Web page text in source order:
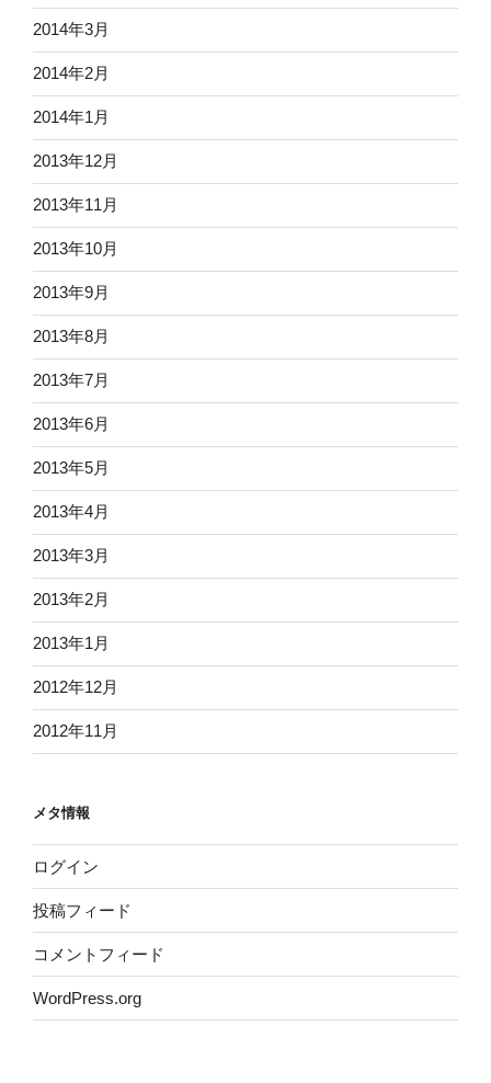
2014年3月
2014年2月
2014年1月
2013年12月
2013年11月
2013年10月
2013年9月
2013年8月
2013年7月
2013年6月
2013年5月
2013年4月
2013年3月
2013年2月
2013年1月
2012年12月
2012年11月
メタ情報
ログイン
投稿フィード
コメントフィード
WordPress.org